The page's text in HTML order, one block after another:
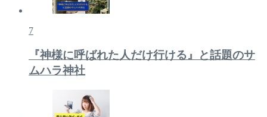
7
『神様に呼ばれた人だけ行ける』と話題のサ
ムハラ神社